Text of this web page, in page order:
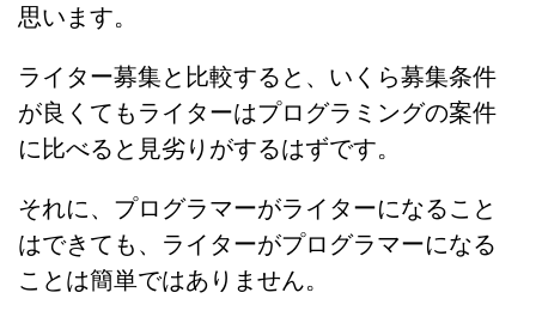
思います。
ライター募集と比較すると、いくら募集条件
が良くてもライターはプログラミングの案件
に比べると見劣りがするはずです。
それに、プログラマーがライターになること
はできても、ライターがプログラマーになる
ことは簡単ではありません。